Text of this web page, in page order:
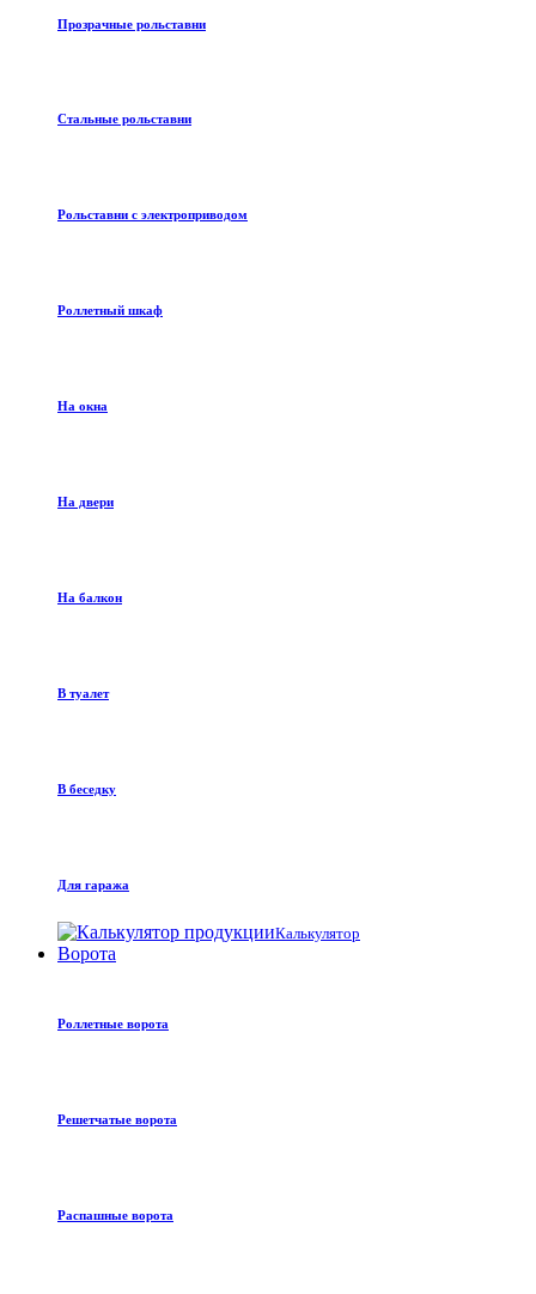
Прозрачные рольставни
Стальные рольставни
Рольставни с электроприводом
Роллетный шкаф
На окна
На двери
На балкон
В туалет
В беседку
Для гаража
Калькулятор
Ворота
Роллетные ворота
Решетчатые ворота
Распашные ворота